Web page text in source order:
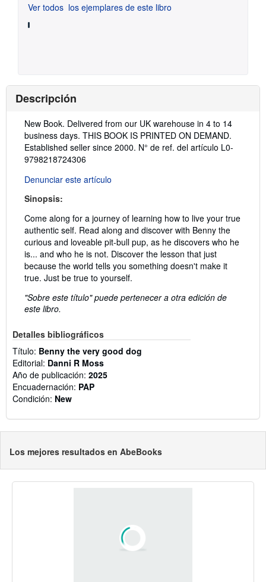
Ver todos los ejemplares de este libro
Descripción
Descripción:
New Book. Delivered from our UK warehouse in 4 to 14
business days. THIS BOOK IS PRINTED ON DEMAND.
Established seller since 2000. N° de ref. del artículo L0-
9798218724306
Denunciar este artículo
Sinopsis:
Come along for a journey of learning how to live your true
authentic self. Read along and discover with Benny the
curious and loveable pit-bull pup, as he discovers who he
is... and who he is not. Discover the lesson that just
because the world tells you something doesn't make it
true. Just be true to yourself.
"Sobre este título" puede pertenecer a otra edición de
este libro.
Detalles bibliográficos
Título: Benny the very good dog
Editorial: Danni R Moss
Año de publicación: 2025
Encuadernación: PAP
Condición: New
Los mejores resultados en AbeBooks